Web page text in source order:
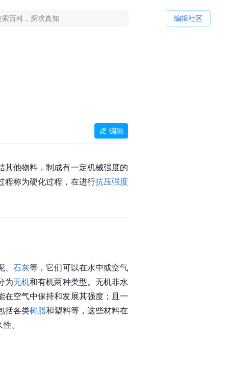
编辑社区
编辑
其他物料，制成有一定机械强度的
程称为硬化过程，在进行抗压强度
、石灰等，它们可以在水中或空气
为无机和有机两种类型。无机非水
在空气中保持和发展其强度；且一
括各类树脂和塑料等，这些材料在
。